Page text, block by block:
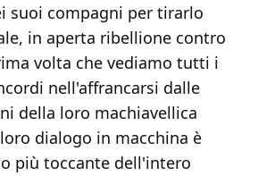
suoi compagni per tirarlo
in aperta ribellione contro
volta che vediamo tutti i
nell'affrancarsi dalle
della loro machiavellica
dialogo in macchina è
più toccante dell'intero